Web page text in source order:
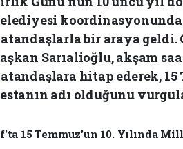
bir araya
Sarıalioğlu, akşam
hitap ederek,
adı olduğunu
15 Temmuz'un 10. Yılında